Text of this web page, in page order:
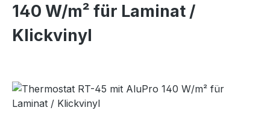
140 W/m² für Laminat /
Klickvinyl
Bildergalerie überspringen